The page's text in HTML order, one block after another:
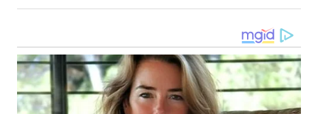
WN
GORONTALO